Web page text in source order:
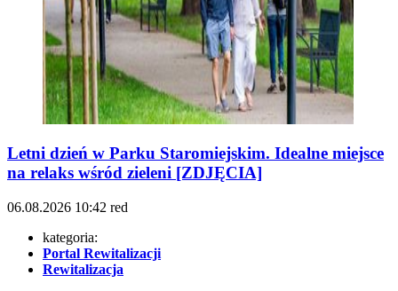
Letni dzień w Parku Staromiejskim. Idealne miejsce
na relaks wśród zieleni [ZDJĘCIA]
06.08.2026 10:42 red
kategoria:
Portal Rewitalizacji
Rewitalizacja